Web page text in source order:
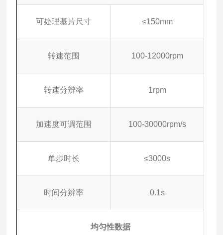
可处理基片尺寸 ≤150mm
转速范围 100-12000rpm
转速分辨率 1rpm
加速度可调范围 100-30000rpm/s
单步时长 ≤3000s
时间分辨率 0.1s
均匀性数据